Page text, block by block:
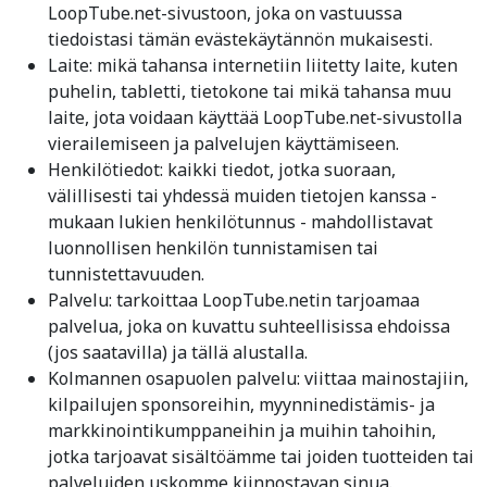
LoopTube.net-sivustoon, joka on vastuussa
tiedoistasi tämän evästekäytännön mukaisesti.
Laite: mikä tahansa internetiin liitetty laite, kuten
puhelin, tabletti, tietokone tai mikä tahansa muu
laite, jota voidaan käyttää LoopTube.net-sivustolla
vierailemiseen ja palvelujen käyttämiseen.
Henkilötiedot: kaikki tiedot, jotka suoraan,
välillisesti tai yhdessä muiden tietojen kanssa -
mukaan lukien henkilötunnus - mahdollistavat
luonnollisen henkilön tunnistamisen tai
tunnistettavuuden.
Palvelu: tarkoittaa LoopTube.netin tarjoamaa
palvelua, joka on kuvattu suhteellisissa ehdoissa
(jos saatavilla) ja tällä alustalla.
Kolmannen osapuolen palvelu: viittaa mainostajiin,
kilpailujen sponsoreihin, myynninedistämis- ja
markkinointikumppaneihin ja muihin tahoihin,
jotka tarjoavat sisältöämme tai joiden tuotteiden tai